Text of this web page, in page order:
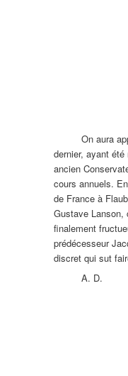
On aura
dernier, ayant
ancien
cours annuels.
de France à
Gustave Lanson,
finalement
prédécesseur
discret qui sut
A. D.